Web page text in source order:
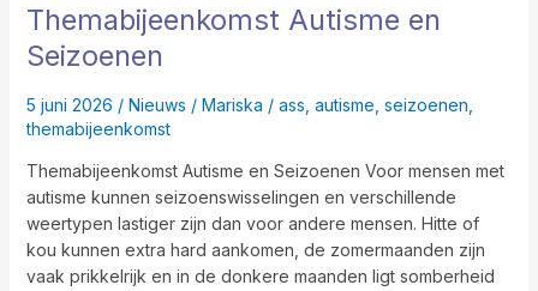
Themabijeenkomst Autisme en
Seizoenen
5 juni 2026 / Nieuws / Mariska / ass autisme seizoenen
themabijeenkomst
Themabijeenkomst Autisme en Seizoenen Voor mensen met
autisme kunnen seizoenswisselingen en verschillende
weertypen lastiger zijn dan voor andere mensen. Hitte of
kou kunnen extra hard aankomen, de zomermaanden zijn
vaak prikkelrijk en in de donkere maanden ligt somberheid
Themabijeenkomst
Autisme
en